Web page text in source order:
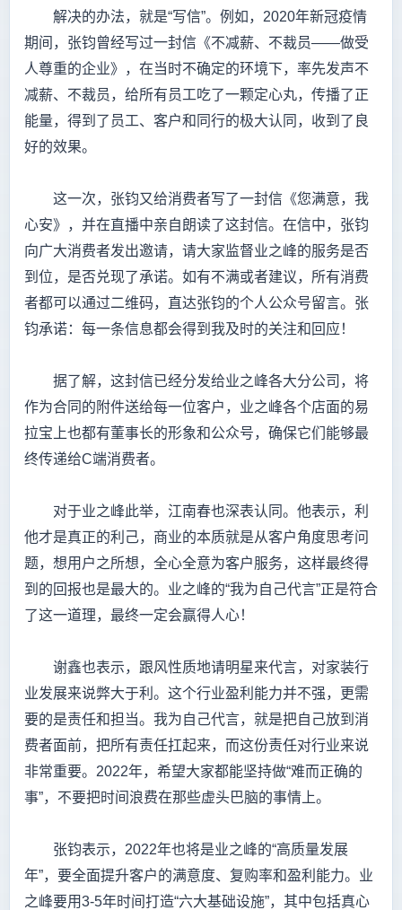
解决的办法，就是“写信”。例如，2020年新冠疫情
期间，张钧曾经写过一封信《不减薪、不裁员——做受
人尊重的企业》，在当时不确定的环境下，率先发声不
减薪、不裁员，给所有员工吃了一颗定心丸，传播了正
能量，得到了员工、客户和同行的极大认同，收到了良
好的效果。
这一次，张钧又给消费者写了一封信《您满意，我
心安》，并在直播中亲自朗读了这封信。在信中，张钧
向广大消费者发出邀请，请大家监督业之峰的服务是否
到位，是否兑现了承诺。如有不满或者建议，所有消费
者都可以通过二维码，直达张钧的个人公众号留言。张
钧承诺：每一条信息都会得到我及时的关注和回应！
据了解，这封信已经分发给业之峰各大分公司，将
作为合同的附件送给每一位客户，业之峰各个店面的易
拉宝上也都有董事长的形象和公众号，确保它们能够最
终传递给C端消费者。
对于业之峰此举，江南春也深表认同。他表示，利
他才是真正的利己，商业的本质就是从客户角度思考问
题，想用户之所想，全心全意为客户服务，这样最终得
到的回报也是最大的。业之峰的“我为自己代言”正是符合
了这一道理，最终一定会赢得人心！
谢鑫也表示，跟风性质地请明星来代言，对家装行
业发展来说弊大于利。这个行业盈利能力并不强，更需
要的是责任和担当。我为自己代言，就是把自己放到消
费者面前，把所有责任扛起来，而这份责任对行业来说
非常重要。2022年，希望大家都能坚持做“难而正确的
事”，不要把时间浪费在那些虚头巴脑的事情上。
张钧表示，2022年也将是业之峰的“高质量发展
年”，要全面提升客户的满意度、复购率和盈利能力。业
之峰要用3-5年时间打造“六大基础设施”，其中包括真心